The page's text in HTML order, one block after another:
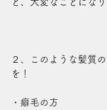
２、このような髪質
を！
・癖毛の方